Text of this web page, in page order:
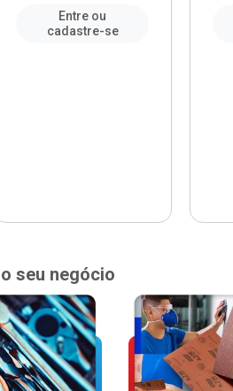
Entre ou
cadastre-se
seu negócio